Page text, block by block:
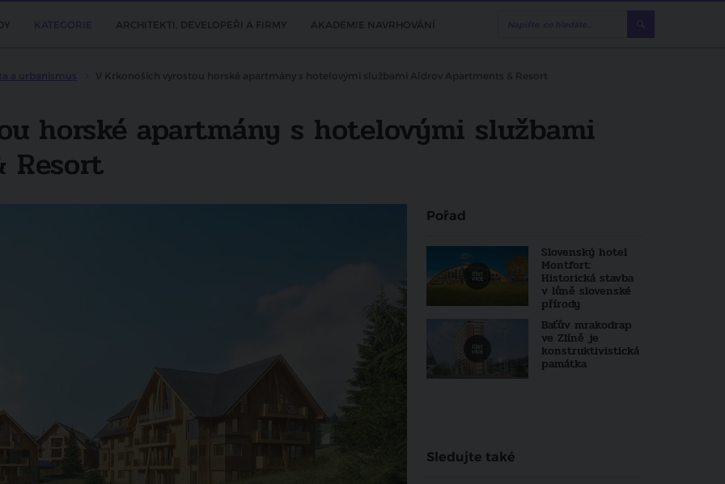
ARCHITEKTI, DEVELOPEŘI A FIRMY AKADEMIE NAVRHOVÁNÍ
V Krkonoších vyrostou horské apartmány s hotelovými službami Aldrov Apartments & Resort
horské apartmány s hotelovými službami
Resort
Pořad
Slovenský hotel
Montfort:
Historická stavba
v lůně slovenské
přírody
Baťův mrakodrap
ve Zlíně je
konstruktivistická
památka
Sledujte také